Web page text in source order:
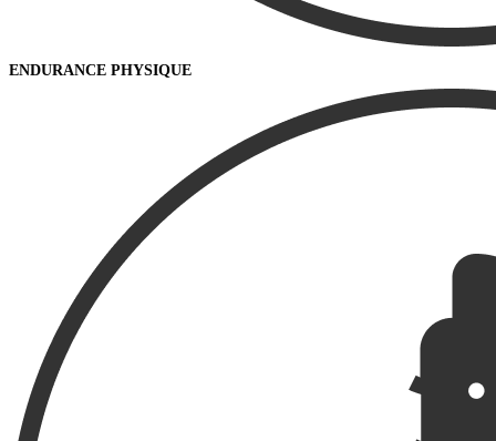
ENDURANCE PHYSIQUE